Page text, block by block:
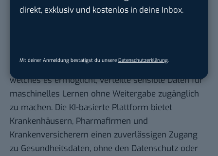
direkt, exklusiv und kostenlos in deine Inbox.
Mit deiner Anmeldung bestätigst du unsere Datenschutzerklärung
im Jahr 20219 mit der Vision an den Start, den Wert
bewahrendes Daten-Ökosystem“ entwickelt,
welches es ermöglicht, verteilte sensible Daten für
maschinelles Lernen ohne Weitergabe zugänglich
zu machen. Die KI-basierte Plattform bietet
Krankenhäusern, Pharmafirmen und
Krankenversicherern einen zuverlässigen Zugang
zu Gesundheitsdaten, ohne den Datenschutz oder